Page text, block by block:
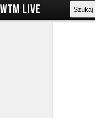
WTM LIVE